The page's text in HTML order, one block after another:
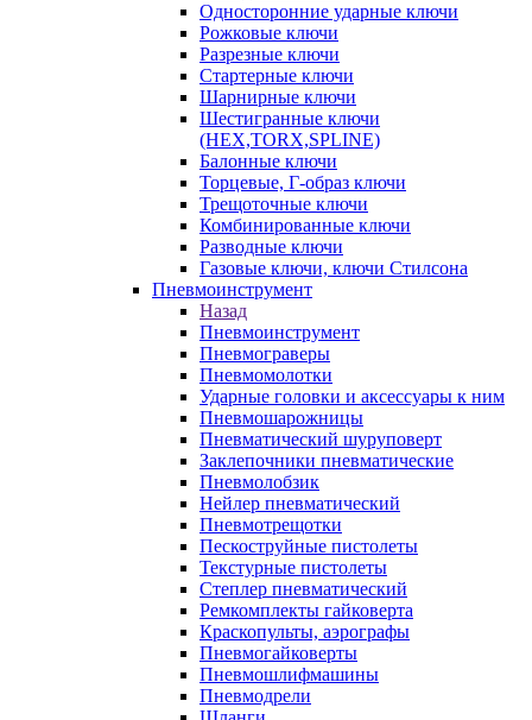
Односторонние ударные ключи
Рожковые ключи
Разрезные ключи
Стартерные ключи
Шарнирные ключи
Шестигранные ключи
(HEX,TORX,SPLINE)
Балонные ключи
Торцевые, Г-образ ключи
Трещоточные ключи
Комбинированные ключи
Разводные ключи
Газовые ключи, ключи Стилсона
Пневмоинструмент
Назад
Пневмоинструмент
Пневмограверы
Пневмомолотки
Ударные головки и аксессуары к ним
Пневмошарожницы
Пневматический шуруповерт
Заклепочники пневматические
Пневмолобзик
Нейлер пневматический
Пневмотрещотки
Пескоструйные пистолеты
Текстурные пистолеты
Степлер пневматический
Ремкомплекты гайковерта
Краскопульты, аэрографы
Пневмогайковерты
Пневмошлифмашины
Пневмодрели